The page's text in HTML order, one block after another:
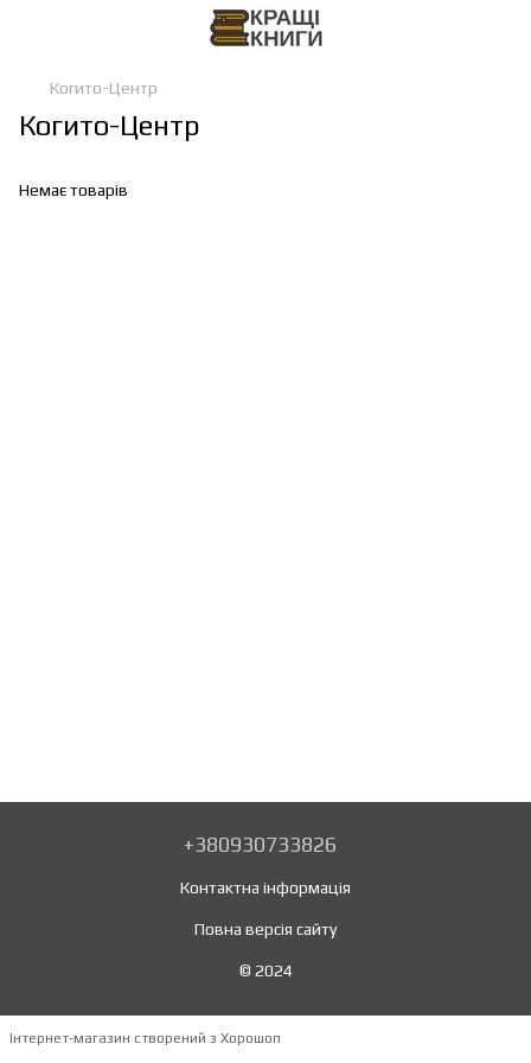
Когито-Центр
Когито-Центр
Немає товарів
+380930733826
Контактна інформація
Повна версія сайту
© 2024
Інтернет-магазин створений з Хорошоп